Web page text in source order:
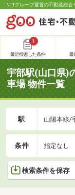
NTTグループ運営の不動産総
1
最近検索した条件 最
宇部駅(山口県)
車場 物件一覧
駅 山陽本線/
条件 指定なし
検索条件を保存